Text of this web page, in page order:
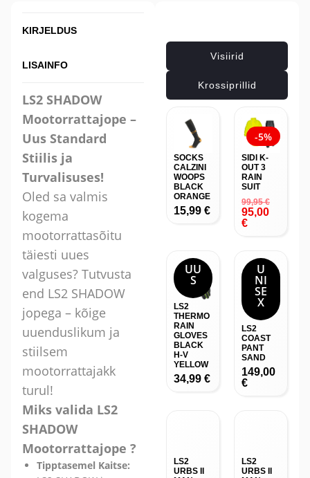
KIRJELDUS
LISAINFO
LS2 SHADOW
Mootorrattajope –
Uus Standard
Stiilis ja
Turvalisuses!
Oled sa valmis
kogema
mootorrattasõitu
täiesti uues
valguses? Tutvusta
end LS2 SHADOW
jopega – kõige
uuenduslikum ja
stiilsem
mootorrattajakk
turul!
Miks valida LS2
SHADOW
Mootorrattajope ?
Tipptasemel Kaitse:
Visiirid
Krossiprillid
SOCKS
CALZINI
WOOPS
BLACK
ORANGE
15,99 €
-5%
SIDI K-
OUT 3
RAIN
SUIT
99,95€
95,00
€
UU
S
LS2
THERMO
RAIN
GLOVES
BLACK
H-V
YELLOW
34,99 €
U
NI
SE
X
LS2
COAST
PANT
SAND
149,00
€
LS2
URBS II
LS2
URBS II